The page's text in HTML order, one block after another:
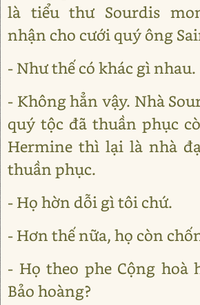
là tiểu thư Sourdis
nhận cho cưới quý ông
- Như thế có khác gì nhau.
- Không hẳn vậy. Nhà
quý tộc đã thuần phục
Hermine thì lại là nhà
thuần phục.
- Họ hờn dỗi gì tôi chứ.
- Hơn thế nữa, họ còn
- Họ theo phe Cộng hoà
Bảo hoàng?